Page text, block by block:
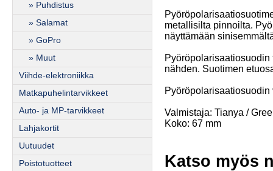
» Puhdistus
» Salamat
» GoPro
» Muut
Viihde-elektroniikka
Matkapuhelintarvikkeet
Auto- ja MP-tarvikkeet
Lahjakortit
Uutuudet
Poistotuotteet
metallisilta pinnoilta.
näyttämään
nähden. Suotimen
Valmistaja: Tianya /
Koko: 67 mm
Katso myös